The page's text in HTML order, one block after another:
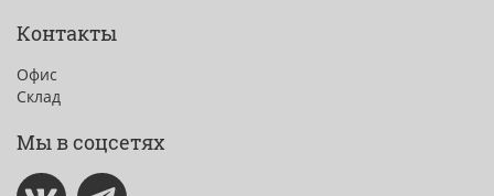
Контакты
Офис
Склад
Мы в соцсетях